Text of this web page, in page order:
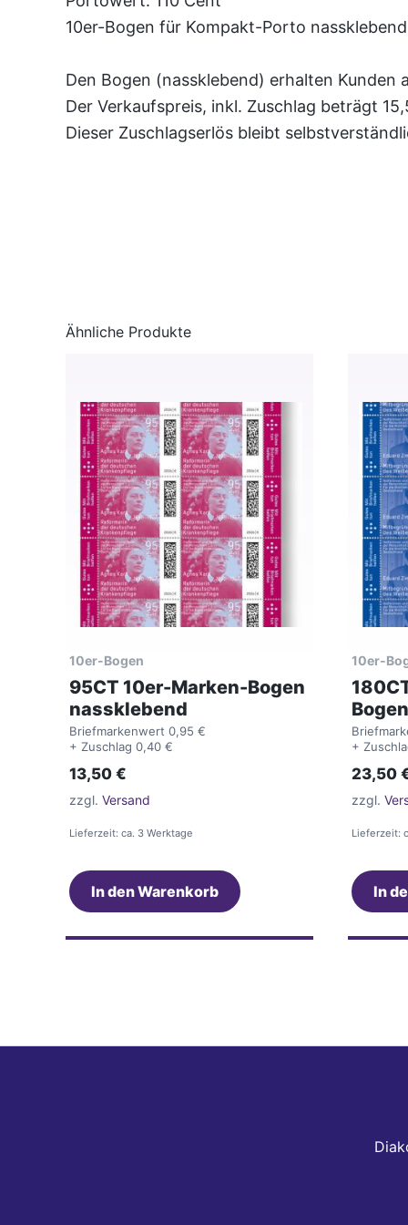
10er-Bogen für Kompakt-Porto nassklebend
Den Bogen (nassklebend) erhalten
Der Verkaufspreis, inkl. Zuschlag beträgt
Dieser Zuschlagserlös bleibt
Ähnliche Produkte
10er-Bogen
95CT 10er-Marken-Bogen
nassklebend
Briefmarkenwert 0,95 €
+ Zuschlag 0,40 €
13,50 €
zzgl. Versand
Lieferzeit: ca. 3 Werktage
In den Warenkorb
10er-
+
23,50
zzgl.
Lieferzeit:
In